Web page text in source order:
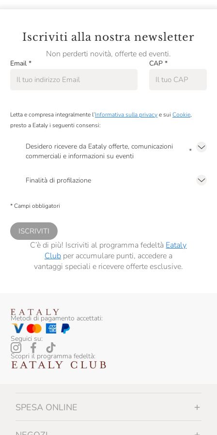
Iscriviti alla nostra newsletter
Non perderti novità, offerte ed eventi.
Email * CAP *
Letta e compresa integralmente l’Informativa sulla privacye sui Cookie,
presto a Eataly i seguenti consensi:
Desidero ricevere da Eataly offerte, comunicazioni
commerciali e informazioni su eventi
*
Finalità di profilazione
comunicazioni commerciali personalizzate, in caso di consenso prestato ai
* Campi obbligatori
ISCRIVITI
C’è di più! Iscriviti al programma fedeltà Eataly
Clubper accumulare punti, accedere a
vantaggi speciali e ricevere offerte esclusive.
Metodi di pagamento accettati:
Seguici su:
Scopri il programma fedeltà:
SPESA ONLINE